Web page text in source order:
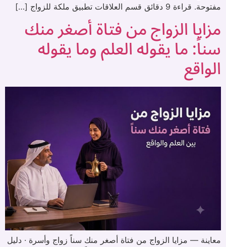
مفتوحة. قراءة 9 دقائق قسم العلاقات تطبيق ملكة للزواج […]
مزايا الزواج من فتاة أصغر منك
سناً: ما يقوله العلم وما يقوله
الواقع
معاينة — مزايا الزواج من فتاة أصغر منك سناً زواج وأسرة · دليل